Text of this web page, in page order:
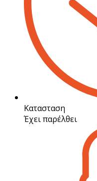
Κατασταση
Έχει παρέλθει